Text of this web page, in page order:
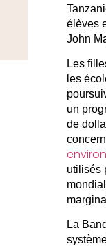
élèves
John
Les
les
un
de
utilisés
La